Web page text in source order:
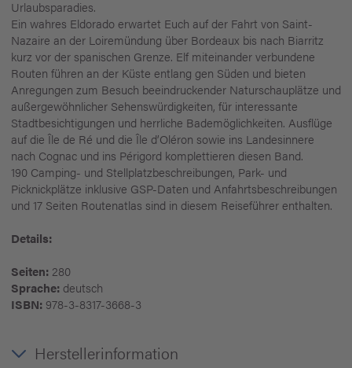
Urlaubsparadies.
Ein wahres Eldorado erwartet Euch auf der Fahrt von Saint-
Nazaire an der Loiremündung über Bordeaux bis nach Biarritz
kurz vor der spanischen Grenze. Elf miteinander verbundene
Routen führen an der Küste entlang gen Süden und bieten
Anregungen zum Besuch beeindruckender Naturschauplätze und
außergewöhnlicher Sehenswürdigkeiten, für interessante
Stadtbesichtigungen und herrliche Bademöglichkeiten. Ausflüge
auf die Île de Ré und die Île d’Oléron sowie ins Landesinnere
nach Cognac und ins Périgord komplettieren diesen Band.
190 Camping- und Stellplatzbeschreibungen, Park- und
Picknickplätze inklusive GSP-Daten und Anfahrtsbeschreibungen
und 17 Seiten Routenatlas sind in diesem Reiseführer enthalten.
Details:
Seiten: 280
Sprache: deutsch
ISBN: 978-3-8317-3668-3
Herstellerinformation